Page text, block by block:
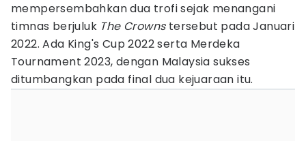
mempersembahkan dua trofi sejak menangani
timnas berjuluk The Crownstersebut pada Januari
2022. Ada King's Cup 2022 serta Merdeka
Tournament 2023, dengan Malaysia sukses
ditumbangkan pada final dua kejuaraan itu.